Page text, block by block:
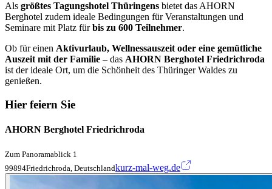
Als größtes Tagungshotel Thüringens bietet das AHORN
Berghotel zudem ideale Bedingungen für Veranstaltungen und
Seminare mit Platz fürbis zu 600 Teilnehmer.
Ob für einen Aktivurlaub, Wellnessauszeit oder eine gemütliche
Auszeit mit der Familie – das AHORN Berghotel Friedrichroda
ist der ideale Ort, um die Schönheit des Thüringer Waldes zu
genießen.
Hier feiern Sie
AHORN Berghotel Friedrichroda
Zum Panoramablick 1
99894Friedrichroda, Deutschlandkurz-mal-weg.de